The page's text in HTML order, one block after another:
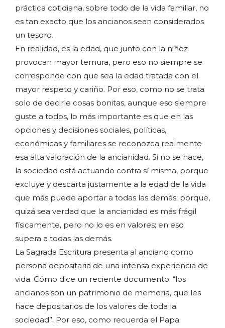
práctica cotidiana, sobre todo de la vida familiar, no
es tan exacto que los ancianos sean considerados
un tesoro.
En realidad, es la edad, que junto con la niñez
provocan mayor ternura, pero eso no siempre se
corresponde con que sea la edad tratada con el
mayor respeto y cariño. Por eso, como no se trata
solo de decirle cosas bonitas, aunque eso siempre
guste a todos, lo más importante es que en las
opciones y decisiones sociales, políticas,
económicas y familiares se reconozca realmente
esa alta valoración de la ancianidad. Si no se hace,
la sociedad está actuando contra sí misma, porque
excluye y descarta justamente a la edad de la vida
que más puede aportar a todas las demás; porque,
quizá sea verdad que la ancianidad es más frágil
físicamente, pero no lo es en valores; en eso
supera a todas las demás.
La Sagrada Escritura presenta al anciano como
persona depositaria de una intensa experiencia de
vida. Cómo dice un reciente documento: “los
ancianos son un patrimonio de memoria, que les
hace depositarios de los valores de toda la
sociedad”. Por eso, como recuerda el Papa